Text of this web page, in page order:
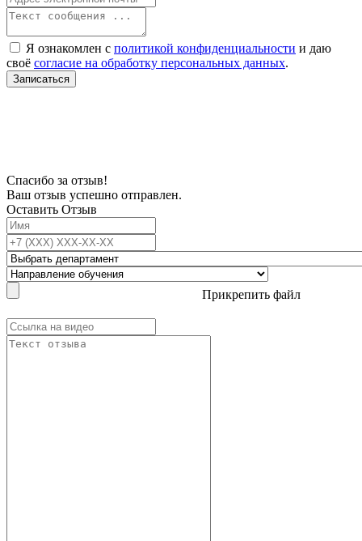
Я ознакомлен с политикой конфиденциальности и даю
своё согласие на обработку персональных данных.
Записаться
Спасибо за отзыв!
Ваш отзыв успешно отправлен.
Оставить Отзыв
Прикрепить файл